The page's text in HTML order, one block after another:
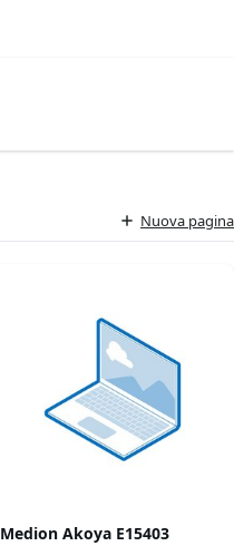
Nuova pagina
Medion Akoya E15403